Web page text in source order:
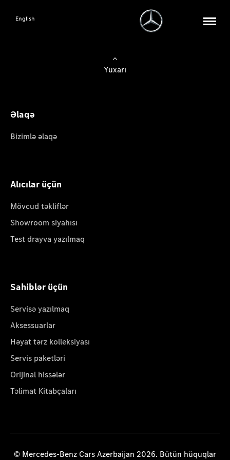
English
Yuxarı
Əlaqə
Bizimlə əlaqə
Alıcılar üçün
Mövcud təkliflər
Showroom siyahısı
Test drayva yazılmaq
Sahiblər üçün
Servisə yazılmaq
Aksessuarlar
Həyat tərz kolleksiyası
Servis paketləri
Orijinal hissələr
Təlimat Kitabçaları
© Mercedes-Benz Cars Azerbaijan 2026. Bütün hüquqlar